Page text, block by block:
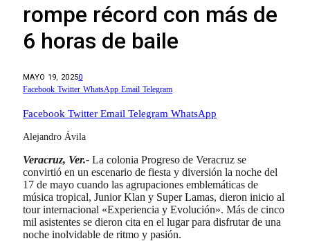
rompe récord con más de
6 horas de baile
MAYO 19, 20250
Facebook Twitter WhatsApp Email Telegram
Facebook Twitter Email Telegram WhatsApp
Alejandro Ávila
Veracruz, Ver.- La colonia Progreso de Veracruz se
convirtió en un escenario de fiesta y diversión la noche del
17 de mayo cuando las agrupaciones emblemáticas de
música tropical, Junior Klan y Super Lamas, dieron inicio al
tour internacional «Experiencia y Evolución». Más de cinco
mil asistentes se dieron cita en el lugar para disfrutar de una
noche inolvidable de ritmo y pasión.